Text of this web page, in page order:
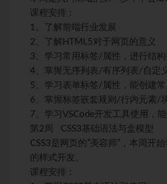
课程安排：
1、了解前端行业发展
2、了解HTML5对于网页的意义
3、学习常用标签/属性，进行结构
4、掌握无序列表/有序列表/自定
5、学习表单标签/属性，能创建常
6、掌握标签嵌套规则/行内元素/
7、学习VSCode开发工具使用，
第2周 CSS3基础语法与盒模型
CSS3是网页的”美容师”，本周开
的样式开发。
课程安排：